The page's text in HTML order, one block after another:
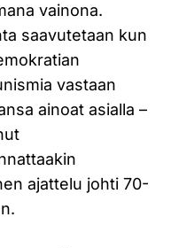
vainona.
saavutetaan kun
vastaan
ainoat asialla –
ajattelu johti 70-